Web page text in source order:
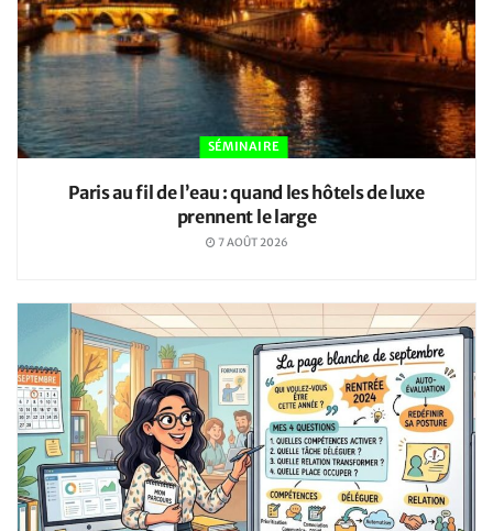
SÉMINAIRE
Paris au fil de l’eau : quand les hôtels de luxe
prennent le large
7 AOÛT 2026